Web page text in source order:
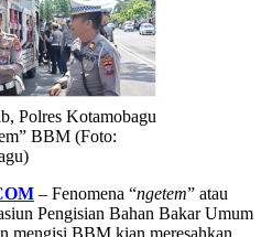
Polres Kotamobagu
BBM (Foto:
– Fenomena “ngetem” atau
Pengisian Bahan Bakar Umum
mengisi BBM kian meresahkan